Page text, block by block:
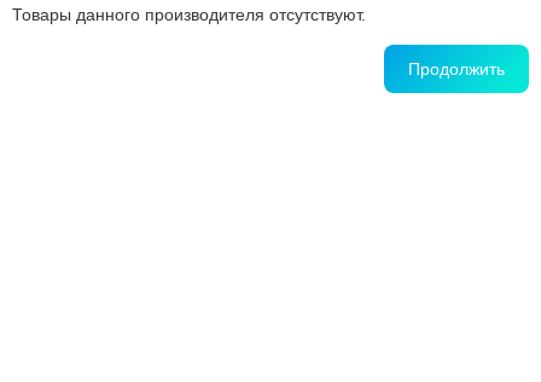
Товары данного производителя отсутствуют.
Продолжить